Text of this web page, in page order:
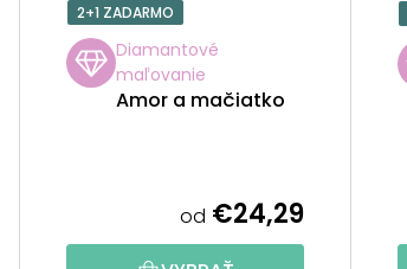
2+1 ZADARMO
Diamantové
maľovanie
Amor a mačiatko
od €24,29